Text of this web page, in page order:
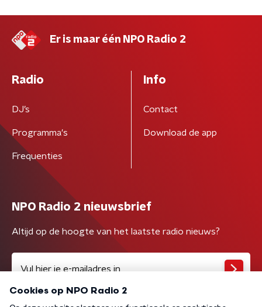
Er is maar één NPO Radio 2
Radio
DJ’s
Programma's
Frequenties
Info
Contact
Download de app
NPO Radio 2 nieuwsbrief
Altijd op de hoogte van het laatste radio nieuws?